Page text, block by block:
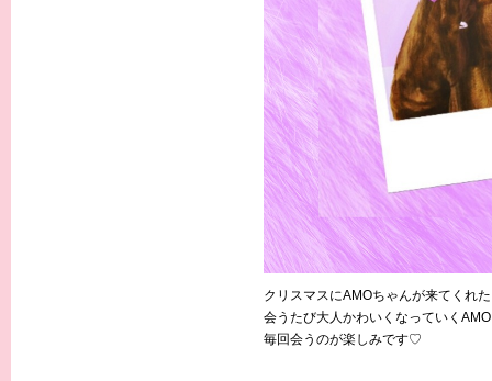
クリスマスにAMOちゃんが来てくれ
会うたび大人かわいくなっていく
毎回会うのが楽しみです♡